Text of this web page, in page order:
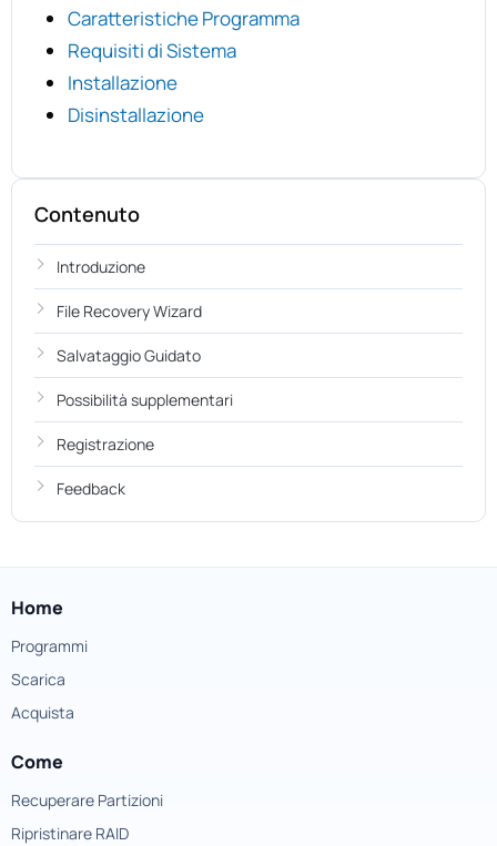
Caratteristiche Programma
Requisiti di Sistema
Installazione
Disinstallazione
Contenuto
Introduzione
File Recovery Wizard
Salvataggio Guidato
Possibilità supplementari
Registrazione
Feedback
Home
Programmi
Scarica
Acquista
Come
Recuperare Partizioni
Ripristinare RAID